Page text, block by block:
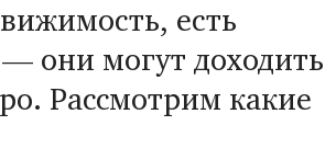
есть
они могут доходить
Рассмотрим какие